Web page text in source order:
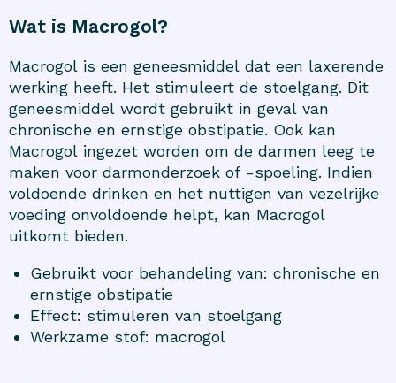
Wat is Macrogol?
Macrogol is een geneesmiddel dat een laxerende
werking heeft. Het stimuleert de stoelgang. Dit
geneesmiddel wordt gebruikt in geval van
chronische en ernstige obstipatie. Ook kan
Macrogol ingezet worden om de darmen leeg te
maken voor darmonderzoek of -spoeling. Indien
voldoende drinken en het nuttigen van vezelrijke
voeding onvoldoende helpt, kan Macrogol
uitkomt bieden.
Gebruikt voor behandeling van: chronische en
ernstige obstipatie
Effect: stimuleren van stoelgang
Werkzame stof: macrogol